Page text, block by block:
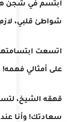
ابتسم في شجن
شواطئ قلبي،
اتسعت ابتسامتها
على أمثالي فهمه!
قهقه الشيخ،
سعادتك! وأنا